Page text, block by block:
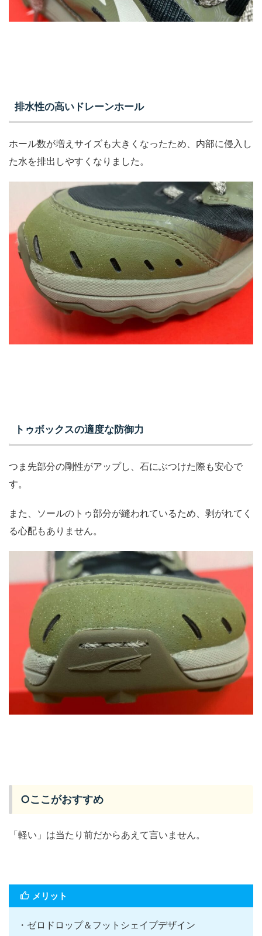
排水性の高いドレーンホール
ホール数が増えサイズも大きくなったため、内部に侵入し
た水を排出しやすくなりました。
トゥボックスの適度な防御力
つま先部分の剛性がアップし、石にぶつけた際も安心で
す。
また、ソールのトゥ部分が縫われているため、剥がれてく
る心配もありません。
○ここがおすすめ
「軽い」は当たり前だからあえて言いません。
メリット
・ゼロドロップ＆フットシェイプデザイン